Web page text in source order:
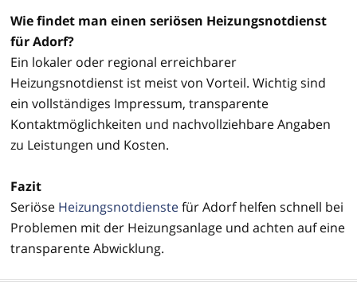
Wie findet man einen seriösen Heizungsnotdienst
für Adorf?
Ein lokaler oder regional erreichbarer
Heizungsnotdienst ist meist von Vorteil. Wichtig sind
ein vollständiges Impressum, transparente
Kontaktmöglichkeiten und nachvollziehbare Angaben
zu Leistungen und Kosten.
Fazit
Seriöse Heizungsnotdienstefür Adorf helfen schnell bei
Problemen mit der Heizungsanlage und achten auf eine
transparente Abwicklung.